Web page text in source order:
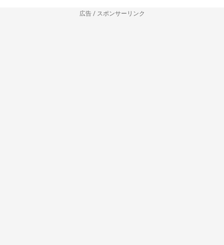
広告 / スポンサーリンク